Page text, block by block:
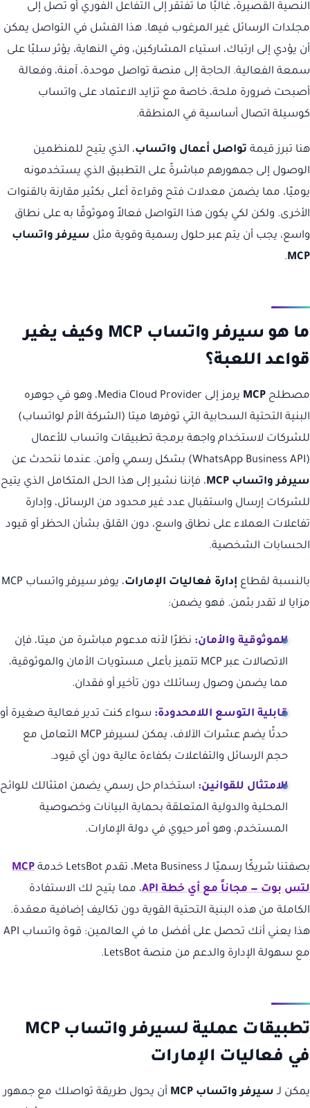
النصية القصيرة، غالبًا ما تفتقر إلى التفاعل الفوري أو تصل إلى
مجلدات الرسائل غير المرغوب فيها. هذا الفشل في التواصل يمكن
أن يؤدي إلى ارتباك، استياء المشاركين، وفي النهاية، يؤثر سلبًا على
سمعة الفعالية. الحاجة إلى منصة تواصل موحدة، آمنة، وفعالة
أصبحت ضرورة ملحة، خاصة مع تزايد الاعتماد على واتساب
كوسيلة اتصال أساسية في المنطقة.
هنا تبرز قيمة تواصل أعمال واتساب، الذي يتيح للمنظمين
الوصول إلى جمهورهم مباشرةً على التطبيق الذي يستخدمونه
يوميًا، مما يضمن معدلات فتح وقراءة أعلى بكثير مقارنة بالقنوات
الأخرى. ولكن لكي يكون هذا التواصل فعالاً وموثوقًا به على نطاق
واسع، يجب أن يتم عبر حلول رسمية وقوية مثل سيرفر واتساب
MCP
.
ما هو سيرفر واتساب MCP وكيف يغير
قواعد اللعبة؟
مصطلح MCP
يرمز إلى Media Cloud Provider، وهو في جوهره
البنية التحتية السحابية التي توفرها ميتا (الشركة الأم لواتساب)
للشركات لاستخدام واجهة برمجة تطبيقات واتساب للأعمال
(WhatsApp Business API) بشكل رسمي وآمن. عندما نتحدث عن
سيرفر واتساب MCP
، فإننا نشير إلى هذا الحل المتكامل الذي يتيح
للشركات إرسال واستقبال عدد غير محدود من الرسائل، وإدارة
تفاعلات العملاء على نطاق واسع، دون القلق بشأن الحظر أو قيود
الحسابات الشخصية.
بالنسبة لقطاع إدارة فعاليات الإمارات
، يوفر سيرفر واتساب MCP
مزايا لا تقدر بثمن. فهو يضمن:
الموثوقية والأمان: نظرًا لأنه مدعوم مباشرة من ميتا، فإن
الاتصالات عبر MCP تتميز بأعلى مستويات الأمان والموثوقية،
مما يضمن وصول رسائلك دون تأخير أو فقدان.
قابلية التوسع اللامحدودة: سواء كنت تدير فعالية صغيرة أو
حدثًا يضم عشرات الآلاف، يمكن لسيرفر MCP التعامل مع
حجم الرسائل والتفاعلات بكفاءة عالية دون أي قيود.
الامتثال للقوانين: استخدام حل رسمي يضمن امتثالك للوائح
المحلية والدولية المتعلقة بحماية البيانات وخصوصية
المستخدم، وهو أمر حيوي في دولة الإمارات.
بصفتنا شريكًا رسميًا لـ Meta Business، تقدم LetsBot خدمة
MCP
لتس بوت — مجاناً مع أي خطة API
، مما يتيح لك الاستفادة
الكاملة من هذه البنية التحتية القوية دون تكاليف إضافية معقدة.
هذا يعني أنك تحصل على أفضل ما في العالمين: قوة واتساب API
مع سهولة الإدارة والدعم من منصة LetsBot.
تطبيقات عملية لسيرفر واتساب MCP
في فعاليات الإمارات
يمكن لـ سيرفر واتساب MCP أن يحول طريقة تواصلك مع جمهور